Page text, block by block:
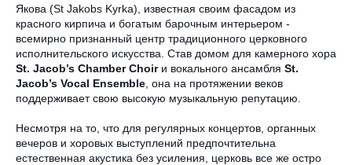
Якова (St Jakobs Kyrka), известная своим фасадом из
красного кирпича и богатым барочным интерьером -
всемирно признанный центр традиционного церковного
исполнительского искусства. Став домом для камерного хора
St. Jacob’s Chamber Choirи вокального ансамбля St.
Jacob’s Vocal Ensemble , она на протяжении веков
поддерживает свою высокую музыкальную репутацию.
Несмотря на то, что для регулярных концертов, органных
вечеров и хоровых выступлений предпочтительна
естественная акустика без усиления, церковь все же остро